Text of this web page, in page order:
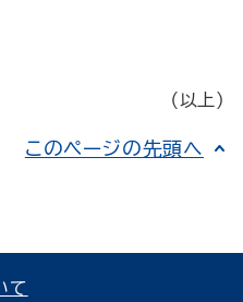
（以上）
このページの先頭へ
て